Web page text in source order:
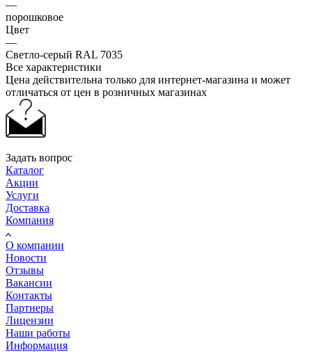
—
порошковое
Цвет
—
Светло-серый RAL 7035
Все характеристики
Цена действительна только для интернет-магазина и может
отличаться от цен в розничных магазинах
Задать вопрос
Каталог
Акции
Услуги
Доставка
Компания
О компании
Новости
Отзывы
Вакансии
Контакты
Партнеры
Лицензии
Наши работы
Информация